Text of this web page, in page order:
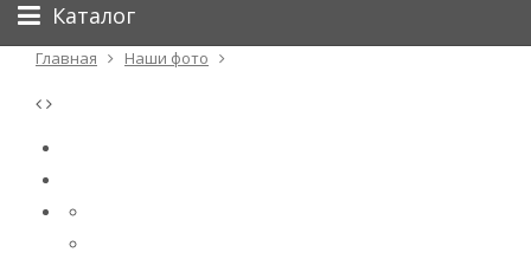
Каталог
Главная Наши фото